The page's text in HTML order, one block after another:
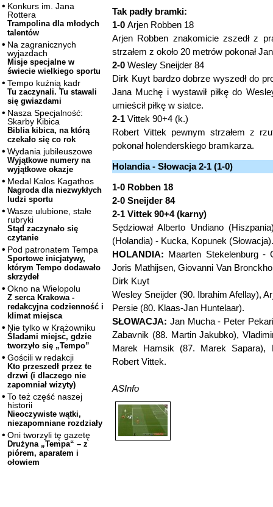
Konkurs im. Jana
Rottera
Trampolina dla młodych
talentów
Na zagranicznych
wyjazdach
Misje specjalne w
świecie wielkiego sportu
Tempo kuźnią kadr
Tu zaczynali. Tu stawali
się gwiazdami
Nasza Specjalność:
Skarby Kibica
Biblia kibica, na którą
czekało się co rok
Wydania jubileuszowe
Wyjątkowe numery na
wyjątkowe okazje
Medal Kalos Kagathos
Nagroda dla niezwykłych
ludzi sportu
Wasze ulubione, stałe
rubryki
Stąd zaczynało się
czytanie
Pod patronatem Tempa
Sportowe inicjatywy,
którym Tempo dodawało
skrzydeł
Okno na Wielopolu
Z serca Krakowa -
redakcyjna codzienność i
klimat miejsca
Nie tylko w Krążowniku
Śladami miejsc, gdzie
tworzyło się „Tempo”
Gościli w redakcji
Kto przeszedł przez te
drzwi (i dlaczego nie
zapomniał wizyty)
To też część naszej
historii
Nieoczywiste wątki,
niezapomniane rozdziały
Oni tworzyli tę gazetę
Drużyna „Tempa“ – z
piórem, aparatem i
ołowiem
Tak padły bramki:
1-0 Arjen Robben 18
Arjen Robben znakomicie zszedł z
strzałem z około 20 metrów pokonał
2-0 Wesley Sneijder 84
Dirk Kuyt bardzo dobrze wyszedł do
Jana Muchę i wystawił piłkę do
umieścił piłkę w siatce.
2-1 Vittek 90+4 (k.)
Robert Vittek pewnym strzałem z
pokonał holenderskiego bramkarza.
Holandia - Słowacja 2-1 (1-0)
1-0 Robben 18
2-0 Sneijder 84
2-1 Vittek 90+4 (karny)
Sędziował Alberto Undiano
(Holandia) - Kucka, Kopunek (Słowacja).
HOLANDIA: Maarten Stekelenburg -
Joris Mathijsen, Giovanni Van
Dirk Kuyt
Wesley Sneijder (90. Ibrahim Afellay),
Persie (80. Klaas-Jan Huntelaar).
SŁOWACJA: Jan Mucha - Peter
Zabavnik (88. Martin Jakubko),
Marek Hamsik (87. Marek Sapara),
Robert Vittek.
ASInfo